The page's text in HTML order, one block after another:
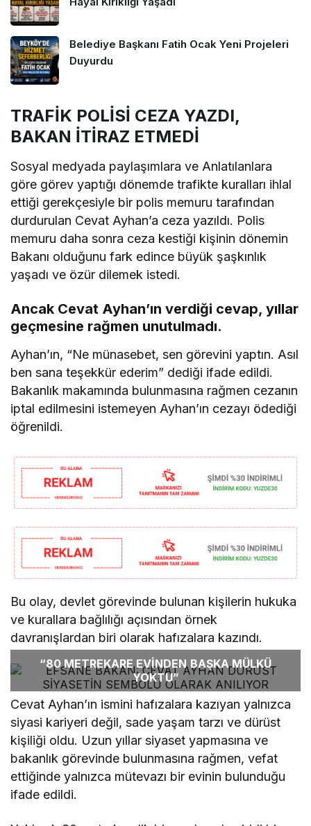
Belediye Başkanı Fatih Ocak Yeni Projeleri
Duyurdu
TRAFİK POLİSİ CEZA YAZDI,
BAKAN İTİRAZ ETMEDİ
Sosyal medyada paylaşımlara ve Anlatılanlara
göre görev yaptığı dönemde trafikte kuralları ihlal
ettiği gerekçesiyle bir polis memuru tarafından
durdurulan Cevat Ayhan’a ceza yazıldı. Polis
memuru daha sonra ceza kestiği kişinin dönemin
Bakanı olduğunu fark edince büyük şaşkınlık
yaşadı ve özür dilemek istedi.
Ancak Cevat Ayhan’ın verdiği cevap, yıllar
geçmesine rağmen unutulmadı.
Ayhan’ın, “Ne münasebet, sen görevini yaptın. Asıl
ben sana teşekkür ederim” dediği ifade edildi.
Bakanlık makamında bulunmasına rağmen cezanın
iptal edilmesini istemeyen Ayhan’ın cezayı ödediği
öğrenildi.
Bu olay, devlet görevinde bulunan kişilerin hukuka
ve kurallara bağlılığı açısından örnek
davranışlardan biri olarak hafızalara kazındı.
“80 METREKARE EVİNDEN BAŞKA MÜLKÜ
YOKTU”
Cevat Ayhan’ın ismini hafızalara kazıyan yalnızca
siyasi kariyeri değil, sade yaşam tarzı ve dürüst
kişiliği oldu. Uzun yıllar siyaset yapmasına ve
bakanlık görevinde bulunmasına rağmen, vefat
ettiğinde yalnızca mütevazı bir evinin bulunduğu
ifade edildi.